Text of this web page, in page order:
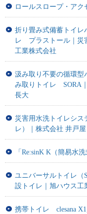
ロールスロープ・ア
折り畳み式備蓄トイ
レ プラストール｜災
工業株式会社
汲み取り不要の循環
み取りトイレ SORA
長大
災害用水洗トイレシ
レ）｜株式会社 井戸屋
「Re:sinK K（簡易水
ユニバーサルトイレ（
設トイレ｜旭ハウス工
携帯トイレ clesana